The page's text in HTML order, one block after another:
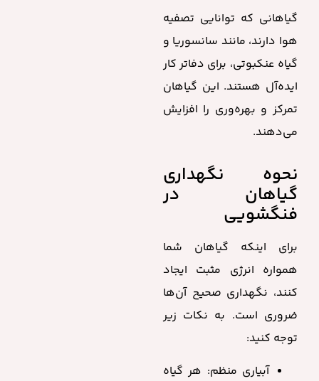
گیاهانی که توانایی تصفیه
هوا دارند، مانند سانسوریا و
گیاه عنکبوتی، برای دفاتر کار
ایده‌آل هستند. این گیاهان
تمرکز و بهره‌وری را افزایش
می‌دهند.
نحوه نگهداری
گیاهان در
فنگشویی
برای اینکه گیاهان شما
همواره انرژی مثبت ایجاد
کنند، نگهداری صحیح آن‌ها
ضروری است. به نکات زیر
توجه کنید:
آبیاری منظم: هر گیاه